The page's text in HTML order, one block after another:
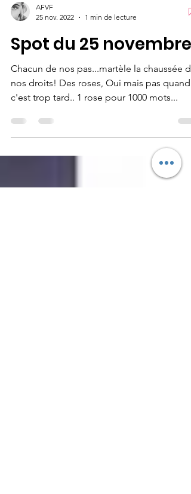
25 nov. 2022
1 min de lecture
Spot du 25 novembre
Chacun de nos pas...martèle la chaussée de
nos droits! Des roses, Oui mais pas quand
c'est trop tard.. 1 rose pour 1000 mots...